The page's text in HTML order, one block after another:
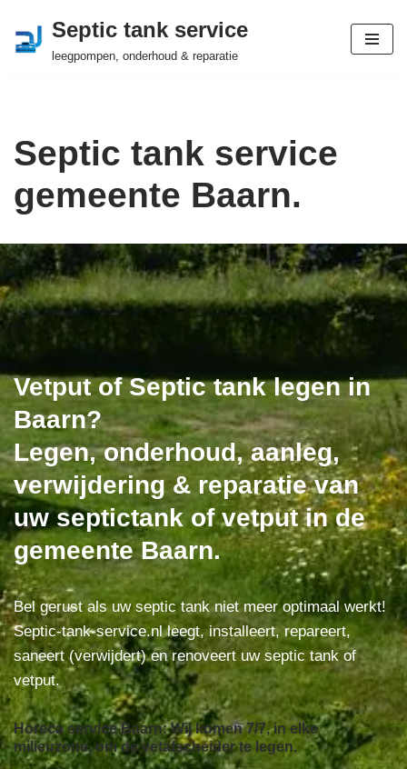
Ga
Septic tank service
leegpompen, onderhoud & reparatie
Septic tank service
gemeente Baarn.
Vetput of Septic tank legen in
Baarn?
Legen, onderhoud, aanleg,
verwijdering & reparatie van
uw septictank of vetput in de
gemeente Baarn.
Bel gerust als uw septic tank niet meer optimaal werkt!
Septic-tank-service.nl leegt, installeert, repareert,
saneert (verwijdert) en renoveert uw septic tank of
vetput.
Horeca service Baarn: Wij komen 7/7, in elke
milieuzone, om de vetafscheider te legen.